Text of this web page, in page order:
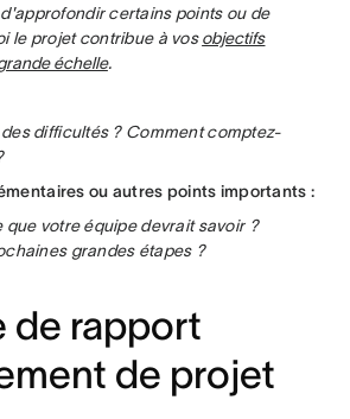
certains points ou de
le projet contribue à vos objectifs
échelle.
difficultés ? Comment comptez-
ou autres points importants :
votre équipe devrait savoir ?
grandes étapes ?
de rapport
de projet